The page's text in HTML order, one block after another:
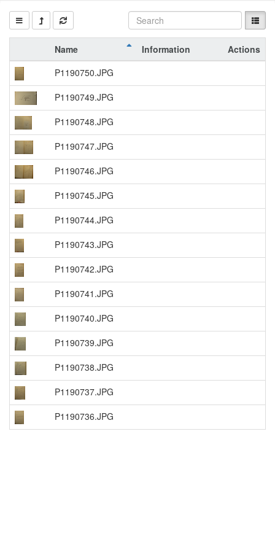
Name Information
Actions
P1190750.JPG
P1190749.JPG
P1190748.JPG
P1190747.JPG
P1190746.JPG
P1190745.JPG
P1190744.JPG
P1190743.JPG
P1190742.JPG
P1190741.JPG
P1190740.JPG
P1190739.JPG
P1190738.JPG
P1190737.JPG
P1190736.JPG